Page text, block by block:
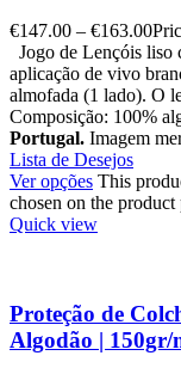
€147.00 – €163.00
Jogo de Lençóis liso
aplicação de vivo
almofada (1 lado). O
Composição: 100%
Portugal. Imagem
Lista de Desejos
Ver opções This
chosen on the product
Quick view
Proteção de
Algodão |